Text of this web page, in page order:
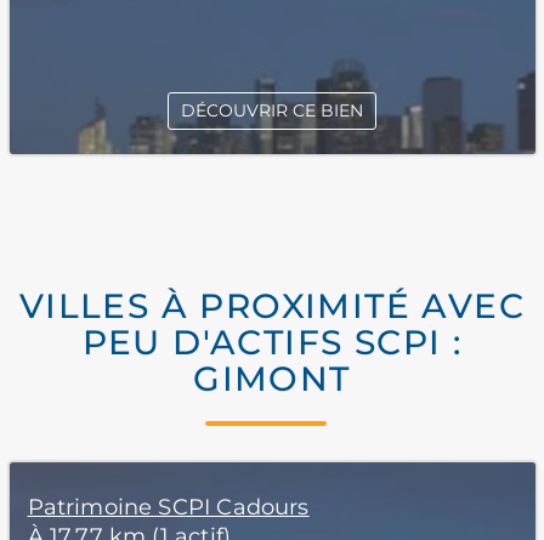
DÉCOUVRIR CE BIEN
VILLES À PROXIMITÉ AVEC
PEU D'ACTIFS SCPI :
GIMONT
Patrimoine SCPI Cadours